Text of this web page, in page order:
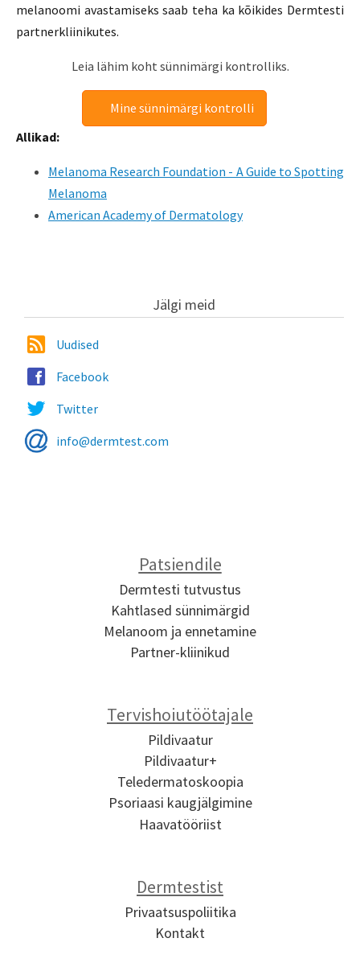
melanoomi avastamiseks saab teha ka kõikides Dermtesti
partnerkliinikutes.
Leia lähim koht sünnimärgi kontrolliks.
Mine sünnimärgi kontrolli
Allikad:
Melanoma Research Foundation - A Guide to Spotting
Melanoma
American Academy of Dermatology
Jälgi meid
Uudised
Facebook
Twitter
info@dermtest.com
Patsiendile
Dermtesti tutvustus
Kahtlased sünnimärgid
Melanoom ja ennetamine
Partner-kliinikud
Tervishoiutöötajale
Pildivaatur
Pildivaatur+
Teledermatoskoopia
Psoriaasi kaugjälgimine
Haavatööriist
Dermtestist
Privaatsuspoliitika
Kontakt